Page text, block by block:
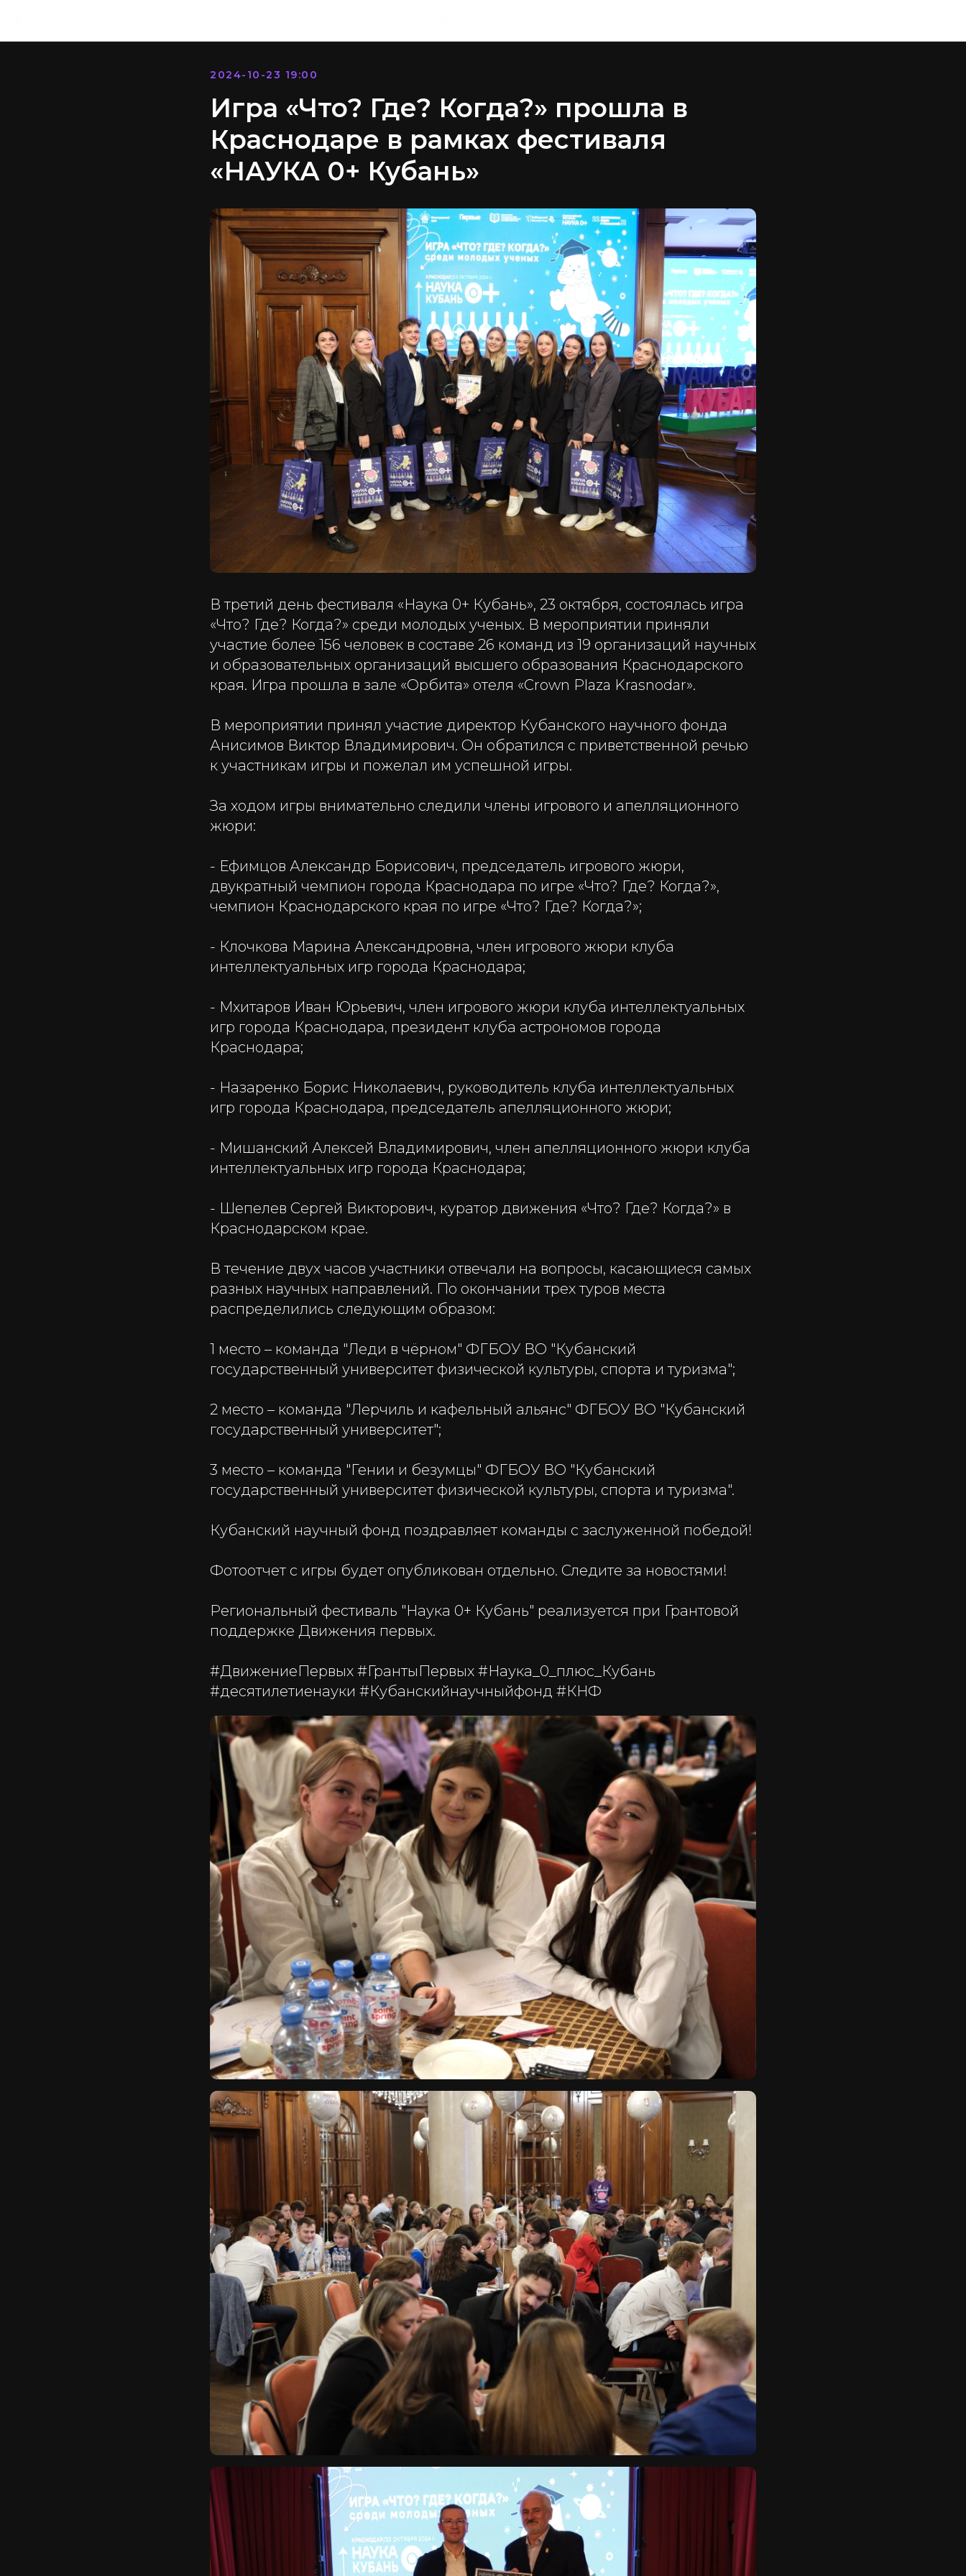
2024-10-23 19:00
Игра «Что? Где? Когда?» прошла в
Краснодаре в рамках фестиваля
«НАУКА 0+ Кубань»
В третий день фестиваля «Наука 0+ Кубань», 23 октября, состоялась игра
«Что? Где? Когда?» среди молодых ученых. В мероприятии приняли
участие более 156 человек в составе 26 команд из 19 организаций научных
и образовательных организаций высшего образования Краснодарского
края. Игра прошла в зале «Орбита» отеля «Crown Plaza Krasnodar».
В мероприятии принял участие директор Кубанского научного фонда
Анисимов Виктор Владимирович. Он обратился с приветственной речью
к участникам игры и пожелал им успешной игры.
За ходом игры внимательно следили члены игрового и апелляционного
жюри:
- Ефимцов Александр Борисович, председатель игрового жюри,
двукратный чемпион города Краснодара по игре «Что? Где? Когда?»,
чемпион Краснодарского края по игре «Что? Где? Когда?»;
- Клочкова Марина Александровна, член игрового жюри клуба
интеллектуальных игр города Краснодара;
- Мхитаров Иван Юрьевич, член игрового жюри клуба интеллектуальных
игр города Краснодара, президент клуба астрономов города
Краснодара;
- Назаренко Борис Николаевич, руководитель клуба интеллектуальных
игр города Краснодара, председатель апелляционного жюри;
- Мишанский Алексей Владимирович, член апелляционного жюри клуба
интеллектуальных игр города Краснодара;
- Шепелев Сергей Викторович, куратор движения «Что? Где? Когда?» в
Краснодарском крае.
В течение двух часов участники отвечали на вопросы, касающиеся самых
разных научных направлений. По окончании трех туров места
распределились следующим образом:
1 место – команда "Леди в чёрном" ФГБОУ ВО "Кубанский
государственный университет физической культуры, спорта и туризма";
2 место – команда "Лерчиль и кафельный альянс" ФГБОУ ВО "Кубанский
государственный университет";
3 место – команда "Гении и безумцы" ФГБОУ ВО "Кубанский
государственный университет физической культуры, спорта и туризма".
Кубанский научный фонд поздравляет команды с заслуженной победой!
Фотоотчет с игры будет опубликован отдельно. Следите за новостями!
Региональный фестиваль "Наука 0+ Кубань" реализуется при Грантовой
поддержке Движения первых.
#ДвижениеПервых #ГрантыПервых #Наука_0_плюс_Кубань
#десятилетиенауки #Кубанскийнаучныйфонд #КНФ